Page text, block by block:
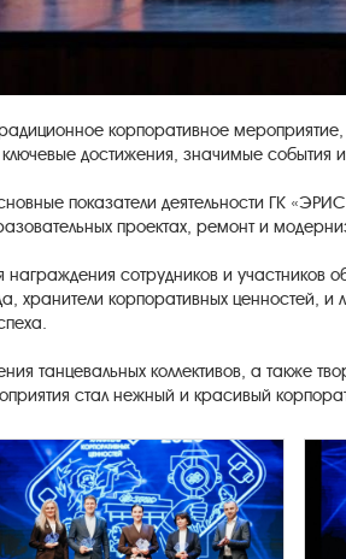
корпоративное
достижения, значимые события
показатели деятельности ГК
проектах, ремонт и
сотрудников и участников
хранители корпоративных ценностей,
танцевальных коллективов, а также
стал нежный и красивый